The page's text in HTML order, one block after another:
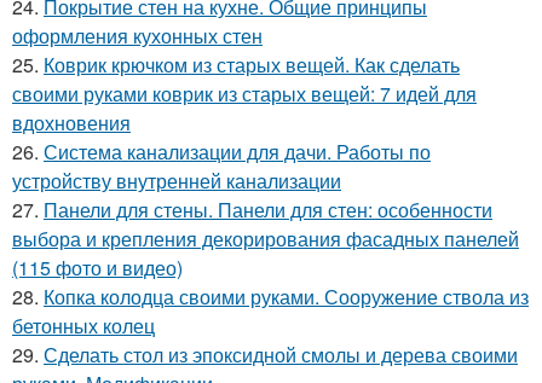
24. Покрытие стен на кухне. Общие принципы
оформления кухонных стен
25. Коврик крючком из старых вещей. Как сделать
своими руками коврик из старых вещей: 7 идей для
вдохновения
26. Система канализации для дачи. Работы по
устройству внутренней канализации
27. Панели для стены. Панели для стен: особенности
выбора и крепления декорирования фасадных панелей
(115 фото и видео)
28. Копка колодца своими руками. Сооружение ствола из
бетонных колец
29. Сделать стол из эпоксидной смолы и дерева своими